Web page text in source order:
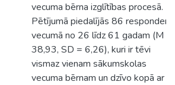
vecuma bērna izglītības procesā.
Pētījumā piedalījās 86 respondenti
vecumā no 26 līdz 61 gadam (M =
38,93, SD = 6,26), kuri ir tēvi
vismaz vienam sākumskolas
vecuma bērnam un dzīvo kopā ar šī